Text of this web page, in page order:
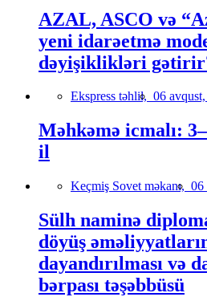
AZAL, ASCO və
yeni idarəetmə
dəyişiklikləri
Ekspress təhlil, 06
Məhkəmə icmalı:
il
Keçmiş Sovet məkanı, 06
Sülh naminə
döyüş
dayandırılması və
bərpası təşəbbüsü